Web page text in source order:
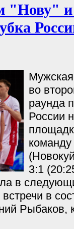
"Нову" и
во
раунда
России
3:1
в
встречи в
Рыбаков,